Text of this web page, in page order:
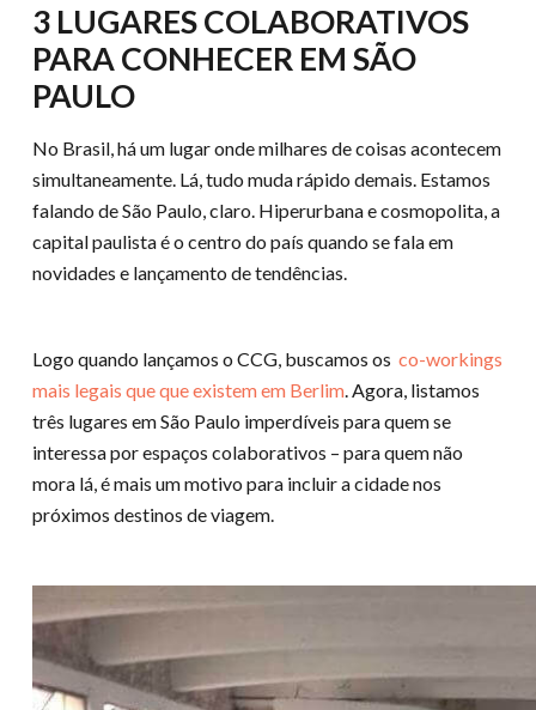
3 LUGARES COLABORATIVOS
PARA CONHECER EM SÃO
PAULO
No Brasil, há um lugar onde milhares de coisas acontecem
simultaneamente. Lá, tudo muda rápido demais. Estamos
falando de São Paulo, claro. Hiperurbana e cosmopolita, a
capital paulista é o centro do país quando se fala em
novidades e lançamento de tendências.
Logo quando lançamos o CCG, buscamos os co-workings
mais legais que que existem em Berlim. Agora, listamos
três lugares em São Paulo imperdíveis para quem se
interessa por espaços colaborativos – para quem não
mora lá, é mais um motivo para incluir a cidade nos
próximos destinos de viagem.